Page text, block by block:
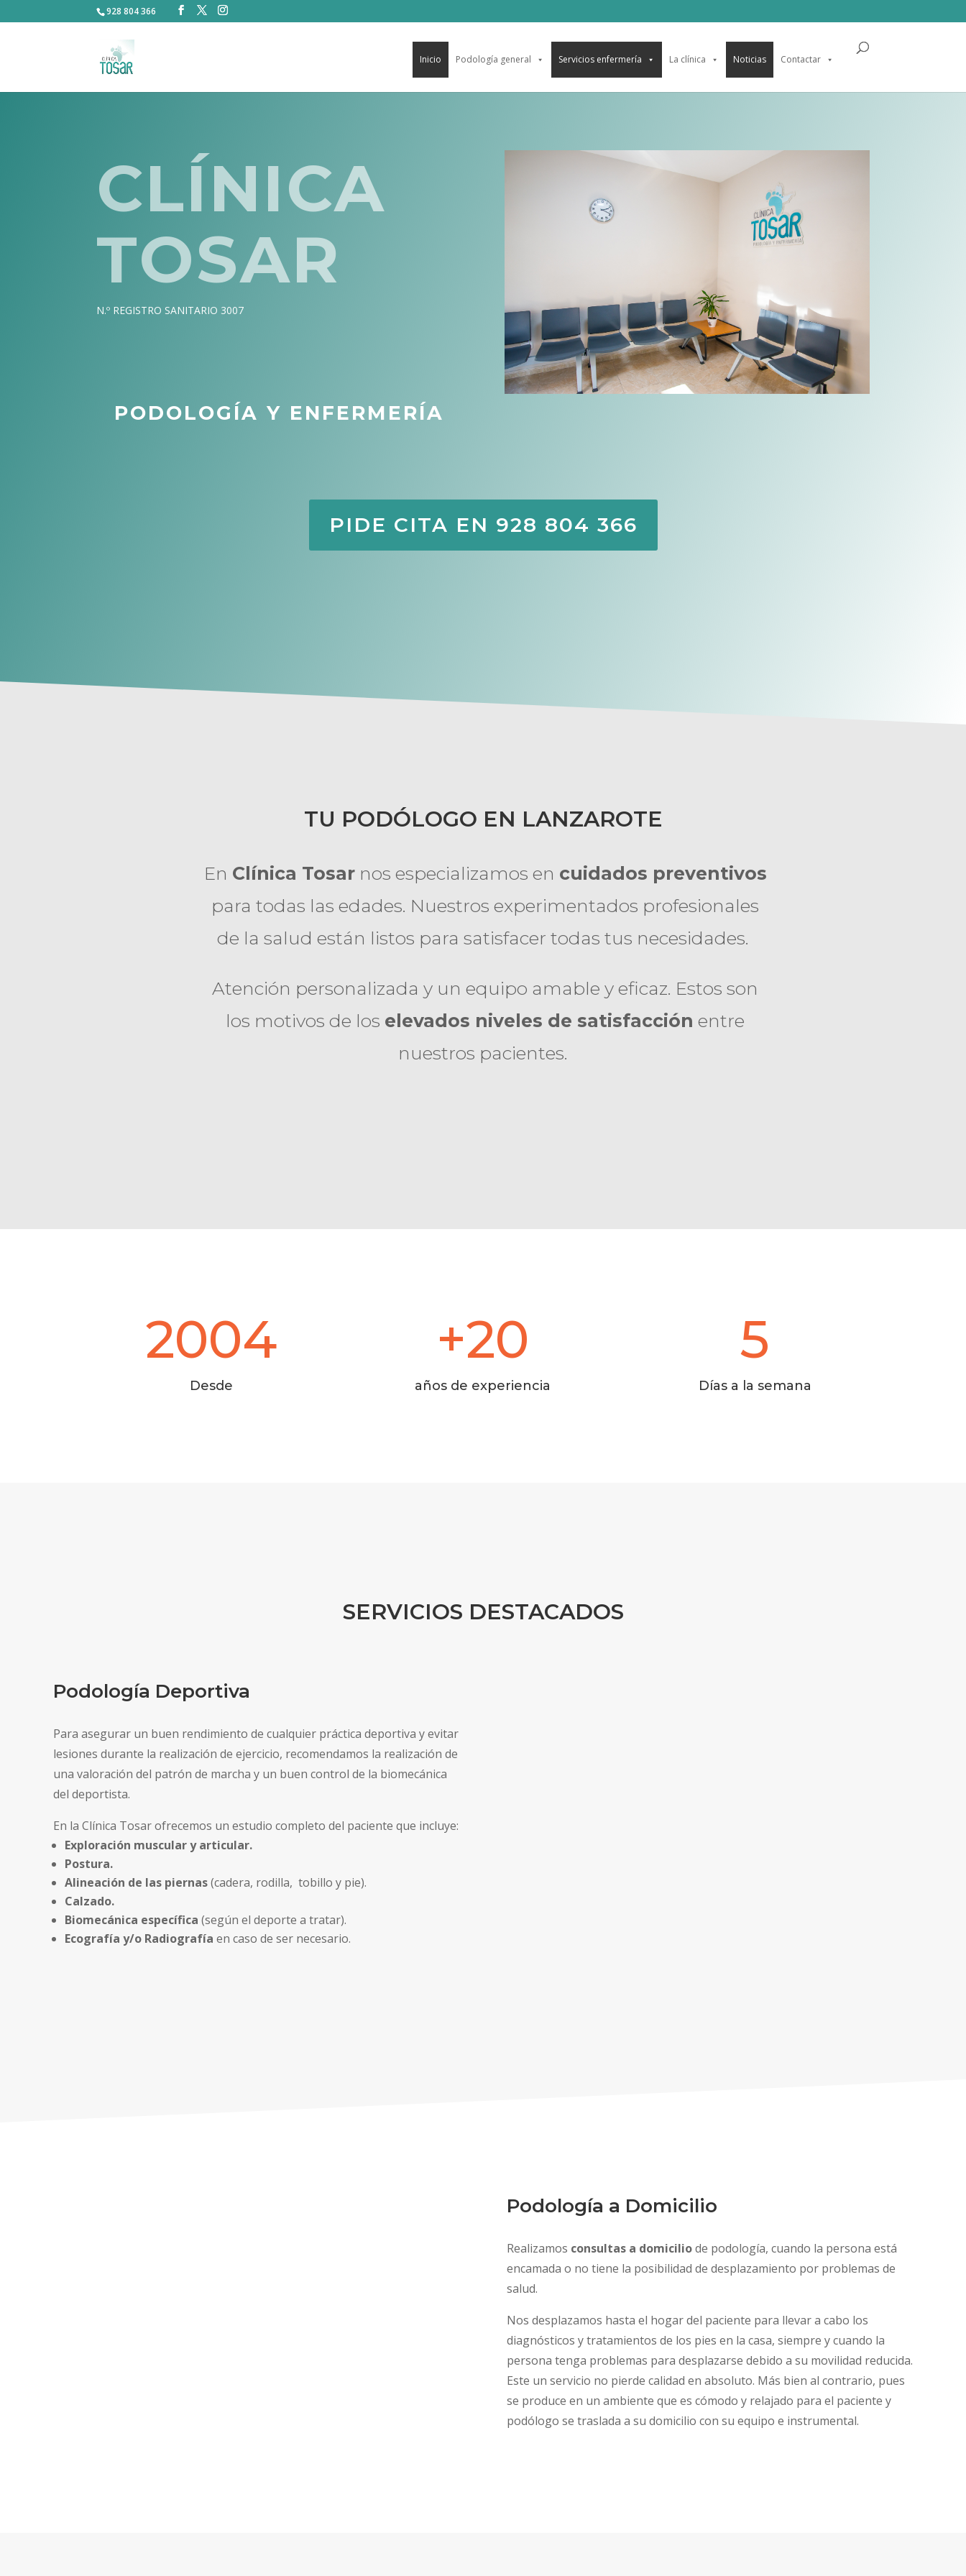
928 804 366
Inicio Podología general Servicios enfermería La clínica Noticias Contactar
CLÍNICA
TOSAR
N.º REGISTRO SANITARIO 3007
PODOLOGÍA Y ENFERMERÍA
PIDE CITA EN 928 804 366
TU PODÓLOGO EN LANZAROTE
En Clínica Tosarnos especializamos en cuidados preventivos
para todas las edades. Nuestros experimentados profesionales
de la salud están listos para satisfacer todas tus necesidades.
Atención personalizada y un equipo amable y eficaz. Estos son
los motivos de los elevados niveles de satisfacción entre
nuestros pacientes.
2004
Desde
+20
años de experiencia
5
Días a la semana
SERVICIOS DESTACADOS
Podología Deportiva
Para asegurar un buen rendimiento de cualquier práctica deportiva y evitar
lesiones durante la realización de ejercicio, recomendamos la realización de
una valoración del patrón de marcha y un buen control de la biomecánica
del deportista.
En la Clínica Tosar ofrecemos un estudio completo del paciente que incluye:
Exploración muscular y articular.
Postura.
Alineación de las piernas(cadera, rodilla, tobillo y pie).
Calzado.
Biomecánica específica (según el deporte a tratar).
Ecografía y/o Radiografía en caso de ser necesario.
Podología a Domicilio
Realizamos consultas a domiciliode podología, cuando la persona está
encamada o no tiene la posibilidad de desplazamiento por problemas de
salud.
Nos desplazamos hasta el hogar del paciente para llevar a cabo los
diagnósticos y tratamientos de los pies en la casa, siempre y cuando la
persona tenga problemas para desplazarse debido a su movilidad reducida.
Este un servicio no pierde calidad en absoluto. Más bien al contrario, pues
se produce en un ambiente que es cómodo y relajado para el paciente y
podólogo se traslada a su domicilio con su equipo e instrumental.